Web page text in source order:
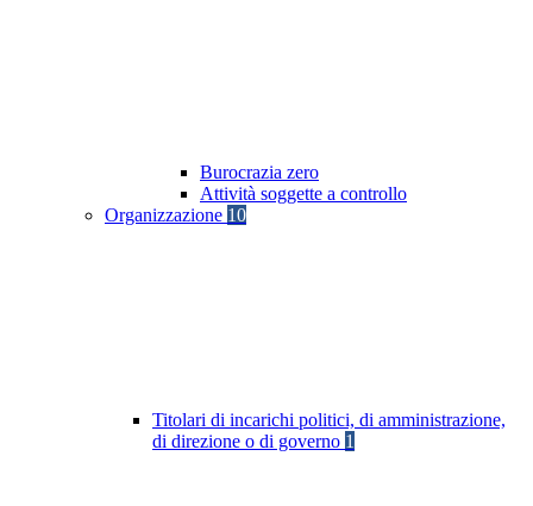
Burocrazia zero
Attività soggette a controllo
Organizzazione 10
Titolari di incarichi politici, di amministrazione,
di direzione o di governo 1